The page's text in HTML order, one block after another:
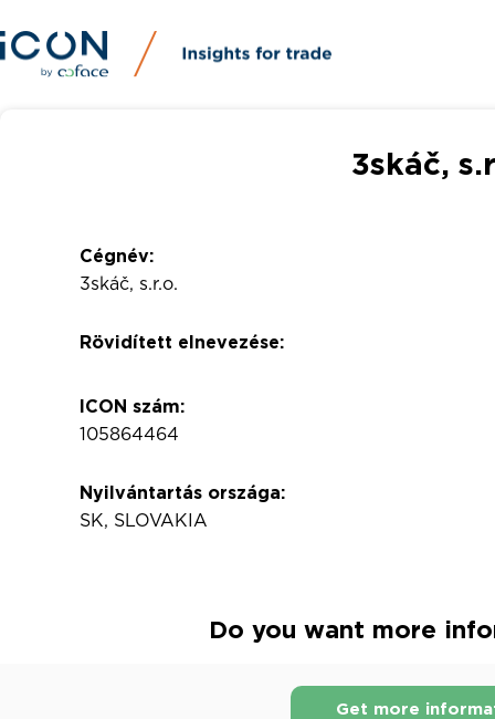
3skáč,
Cégnév:
3skáč, s.r.o.
Rövidített elnevezése:
ICON szám:
105864464
Nyilvántartás országa:
SK, SLOVAKIA
Do you want more
Get more